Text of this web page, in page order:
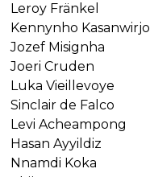
Leroy Fränkel
Kennynho Kasanwirjo
Jozef Misignha
Joeri Cruden
Luka Vieillevoye
Sinclair de Falco
Levi Acheampong
Hasan Ayyildiz
Nnamdi Koka